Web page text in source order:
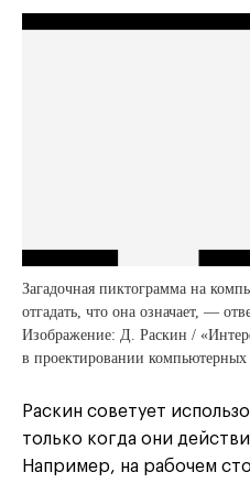
Загадочная пиктограмма на
отгадать, что она означает, —
Изображение: Д. Раскин /
в проектировании
Раскин советует
только когда они
Например, на рабочем